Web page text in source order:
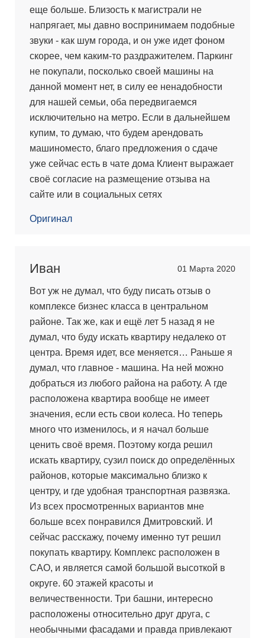
еще больше. Близость к магистрали не
напрягает, мы давно воспринимаем подобные
звуки - как шум города, и он уже идет фоном
скорее, чем каким-то раздражителем. Паркинг
не покупали, посколько своей машины на
данной момент нет, в силу ее ненадобности
для нашей семьи, оба передвигаемся
исключительно на метро. Если в дальнейшем
купим, то думаю, что будем арендовать
машиноместо, благо предложения о сдаче
уже сейчас есть в чате дома Клиент выражает
своё согласие на размещение отзыва на
сайте или в социальных сетях
Оригинал
Иван 01 Марта 2020
Вот уж не думал, что буду писать отзыв о
комплексе бизнес класса в центральном
районе. Так же, как и ещё лет 5 назад я не
думал, что буду искать квартиру недалеко от
центра. Время идет, все меняется… Раньше я
думал, что главное - машина. На ней можно
добраться из любого района на работу. А где
расположена квартира вообще не имеет
значения, если есть свои колеса. Но теперь
много что изменилось, и я начал больше
ценить своё время. Поэтому когда решил
искать квартиру, сузил поиск до определённых
районов, которые максимально близко к
центру, и где удобная транспортная развязка.
Из всех просмотренных вариантов мне
больше всех понравился Дмитровский. И
сейчас расскажу, почему именно тут решил
покупать квартиру. Комплекс расположен в
САО, и является самой большой высоткой в
округе. 60 этажей красоты и
величественности. Три башни, интересно
расположены относительно друг друга, с
необычными фасадами и правда привлекают